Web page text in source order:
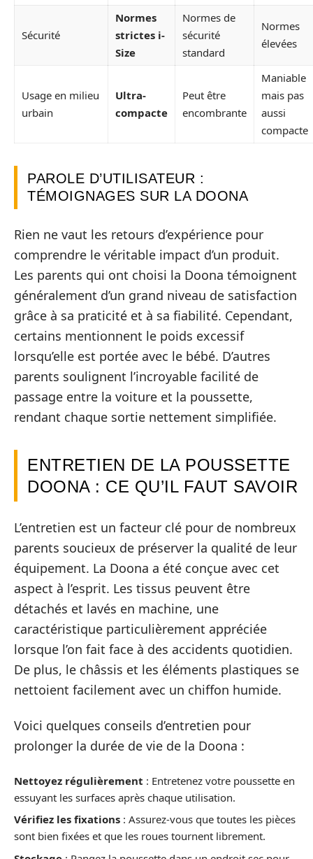
Sécurité
Normes
strictes i-
Size
Normes de
sécurité
standard
Normes
élevées
Usage en milieu
urbain
Ultra-
compacte
Peut être
encombrante
Maniable
mais pas
aussi
compacte
PAROLE D’UTILISATEUR :
TÉMOIGNAGES SUR LA DOONA
Rien ne vaut les retours d’expérience pour
comprendre le véritable impact d’un produit.
Les parents qui ont choisi la Doona témoignent
généralement d’un grand niveau de satisfaction
grâce à sa praticité et à sa fiabilité. Cependant,
certains mentionnent le poids excessif
lorsqu’elle est portée avec le bébé. D’autres
parents soulignent l’incroyable facilité de
passage entre la voiture et la poussette,
rendant chaque sortie nettement simplifiée.
ENTRETIEN DE LA POUSSETTE
DOONA : CE QU’IL FAUT SAVOIR
L’entretien est un facteur clé pour de nombreux
parents soucieux de préserver la qualité de leur
équipement. La Doona a été conçue avec cet
aspect à l’esprit. Les tissus peuvent être
détachés et lavés en machine, une
caractéristique particulièrement appréciée
lorsque l’on fait face à des accidents quotidien.
De plus, le châssis et les éléments plastiques se
nettoient facilement avec un chiffon humide.
Voici quelques conseils d’entretien pour
prolonger la durée de vie de la Doona :
Nettoyez régulièrement : Entretenez votre poussette en
essuyant les surfaces après chaque utilisation.
Vérifiez les fixations : Assurez-vous que toutes les pièces
sont bien fixées et que les roues tournent librement.